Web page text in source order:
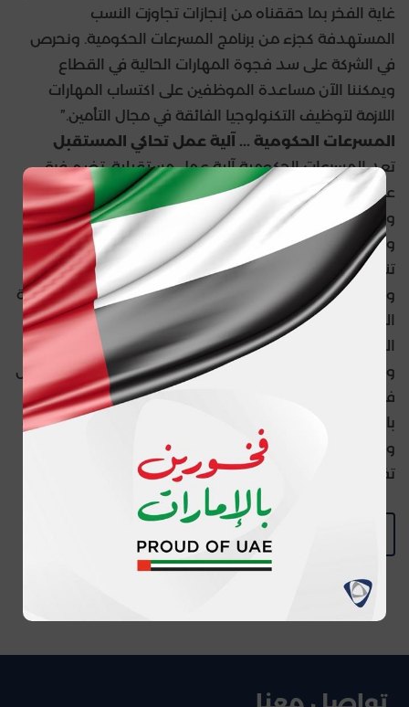
غاية الفخر بما حققناه من إنجازات تجاوزت النسب
المستهدفة كجزء من برنامج المسرعات الحكومية. ونحرص
في الشركة على سد فجوة المهارات الحالية في القطاع
ويمكننا الآن مساعدة الموظفين على اكتساب المهارات
اللازمة لتوظيف التكنولوجيا الفائقة في مجال التأمين.”
المسرعات الحكومية ... آلية عمل تحاكي المستقبل
تعد المسرعات الحكومية آلية عمل مستقبلية، تضم فرق
عمل مشتركة من موظفي الحكومة والقطاعين الخاص
والأكاديمي، ويتركز عملها في القطاعات والمجالات الرئيسية،
وتعمل على رفع وتيرة تحقيق الأجندة الوطنية وتسريع
تنفيذ مشاريع الحكومة الاستراتيجية.
وتقدم المسرعات الحكومية خدمات لدعم الجهات الحكومية
المشاركة هدفها الأساسي تسريع تحقيق أهداف الأجندة
الوطنية في أربعة مجالات أساسية وهي المؤشرات الوطنية،
والسياسات، والبرامج والمبادرات، والخدمات، من خلال تشكيل
فرق عمل مشتركة لمعالجة التحديات وإنجاز الأهداف،
بالاستفادة من التجارب والابتكارات العالمية، وتحقيق الريادة
والتميز عبر تنفيذ مشاريع وتجارب بأساليب عمل مبتكرة
تفضي إلى تحقيق نتائج سريعة وضمان استدامتها.